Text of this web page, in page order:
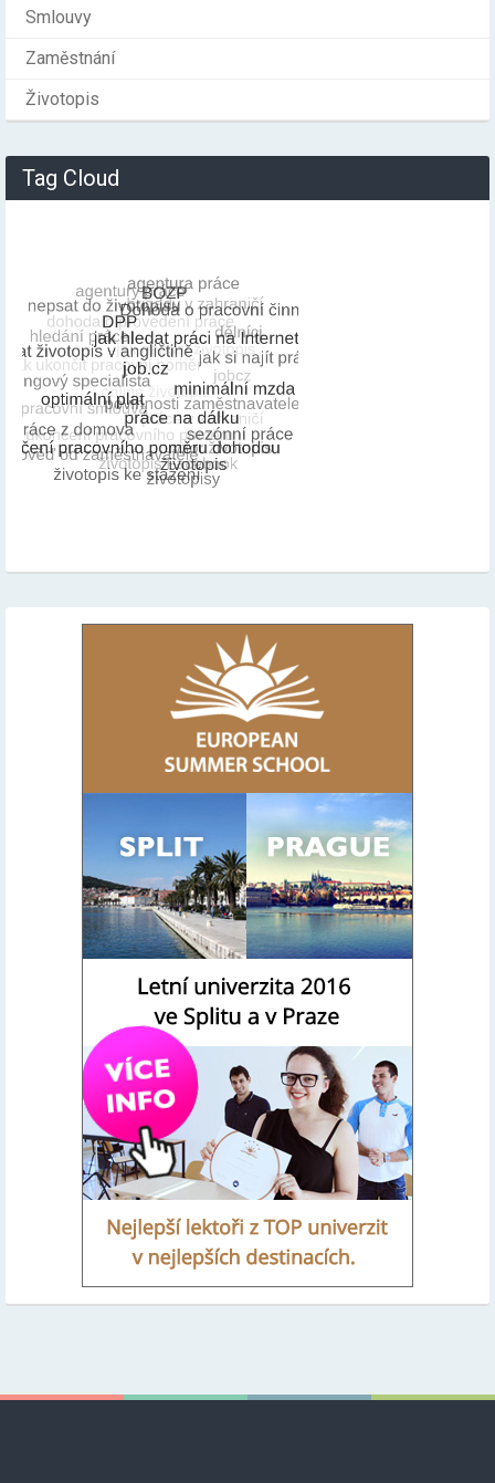
Smlouvy
Zaměstnání
Životopis
Tag Cloud